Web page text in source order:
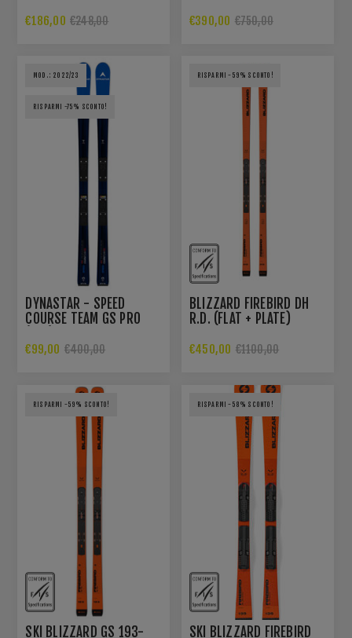
€186,00 €248,00 €390,00 €750,00
MOD.: 2022/23
RISPARMI -75% SCONTO!
DYNASTAR - SPEED
COURSE TEAM GS PRO
€99,00 €400,00
RISPARMI -59% SCONTO!
BLIZZARD FIREBIRD DH
R.D. (FLAT + PLATE)
€450,00 €1100,00
RISPARMI -59% SCONTO!
SKI BLIZZARD GS 193-
RISPARMI -58% SCONTO!
SKI BLIZZARD FIREBIRD